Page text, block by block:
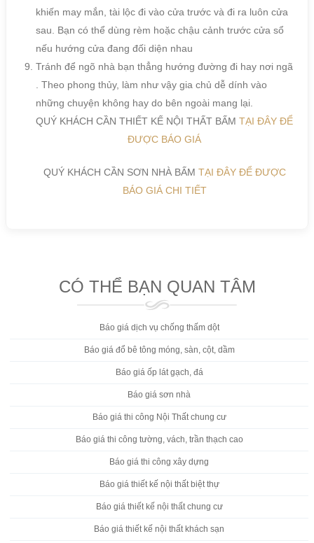
khiến may mắn, tài lộc đi vào cửa trước và đi ra luôn cửa
sau. Bạn có thể dùng rèm hoặc chậu cảnh trước cửa sổ
nếu hướng cửa đang đối diện nhau
Tránh để ngõ nhà bạn thẳng hướng đường đi hay nơi ngã
. Theo phong thủy, làm như vậy gia chủ dễ dính vào
những chuyện không hay do bên ngoài mang lại.
QUÝ KHÁCH CẦN THIẾT KẾ NỘI THẤT BẤM TẠI ĐÂY ĐỂ
ĐƯỢC BÁO GIÁ
QUÝ KHÁCH CẦN SƠN NHÀ BẤM TẠI ĐÂY ĐỂ ĐƯỢC
BÁO GIÁ CHI TIẾT
CÓ THỂ BẠN QUAN TÂM
Báo giá dịch vụ chống thấm dột
Báo giá đổ bê tông móng, sàn, cột, dầm
Báo giá ốp lát gạch, đá
Báo giá sơn nhà
Báo giá thi công Nội Thất chung cư
Báo giá thi công tường, vách, trần thạch cao
Báo giá thi công xây dựng
Báo giá thiết kế nội thất biệt thự
Báo giá thiết kế nội thất chung cư
Báo giá thiết kế nội thất khách sạn